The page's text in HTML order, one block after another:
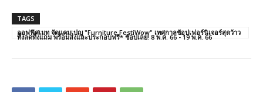
TAGS
ออฟฟิศเมท จัดแคมเปญ "Furniture FestiWow" เทศกาลช้อปเฟอร์นิเจอร์สุดว้าว
ทั้งลดทั้งแถม พร้อมส่งและประกอบฟรี* ช้อปเลย! 8 พ.ค. 66 - 19 พ.ค. 66